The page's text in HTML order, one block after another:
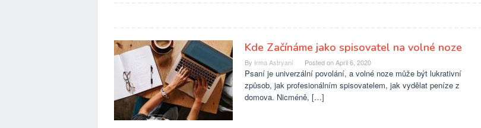
Kde Začínáme jako spisovatel na volné noze
By Irma Astryani Posted onApril 6, 2020
Psaní je univerzální povolání, a volné noze může být lukrativní
způsob, jak profesionálním spisovatelem, jak vydělat peníze z
domova. Nicméně, […]